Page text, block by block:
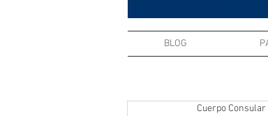
Cuerpo
BLOG